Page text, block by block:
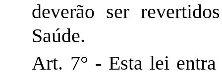
deverão ser
Saúde.
Art. 7° - Esta lei